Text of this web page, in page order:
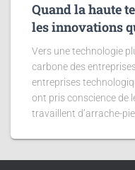
Quand la haute
les innovations
Vers une technologie
carbone des
entreprises
ont pris conscience de
travaillent d’arrache-